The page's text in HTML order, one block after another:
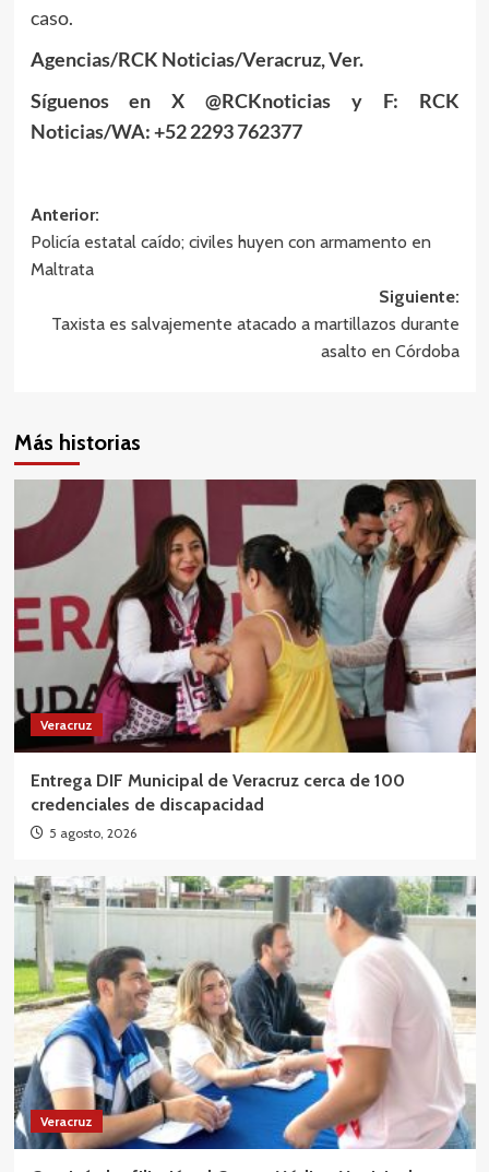
caso.
Agencias/RCK Noticias/Veracruz, Ver.
Síguenos en X @RCKnoticias y F: RCK
Noticias/WA: +52 2293 762377
Navegación
de
Anterior:
Policía estatal caído; civiles huyen con armamento en
Maltrata
Siguiente:
Taxista es salvajemente atacado a martillazos durante
asalto en Córdoba
Más historias
Veracruz
Entrega DIF Municipal de Veracruz cerca de 100
credenciales de discapacidad
5 agosto, 2026
Veracruz